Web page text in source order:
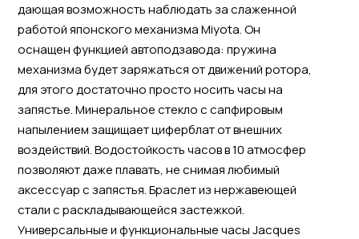
дающая возможность наблюдать за слаженной
работой японского механизма Miyota. Он
оснащен функцией автоподзавода: пружина
механизма будет заряжаться от движений ротора,
для этого достаточно просто носить часы на
запястье. Минеральное стекло с сапфировым
напылением защищает циферблат от внешних
воздействий. Водостойкость часов в 10 атмосфер
позволяют даже плавать, не снимая любимый
аксессуар с запястья. Браслет из нержавеющей
стали с раскладывающейся застежкой.
Универсальные и функциональные часы Jacques